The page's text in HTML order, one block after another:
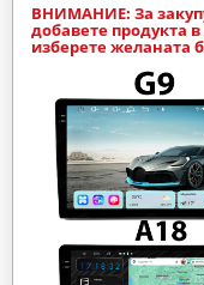
ВНИМАНИЕ: За
добавете продукта
изберете желаната